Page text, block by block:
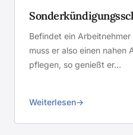
Befindet ein Arbeitnehmer
muss er also einen nahen
pflegen, so genießt er…
Weiterlesen